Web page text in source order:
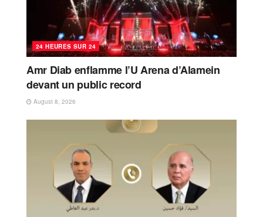
24 HEURES SUR 24
Amr Diab enflamme l’U Arena d’Alamein
devant un public record
August 8, 2026